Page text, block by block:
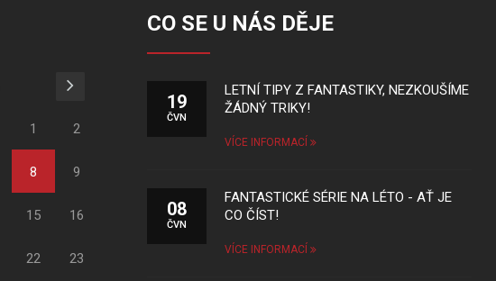
1 2
8 9
15 16
22 23
CO SE U NÁS DĚJE
19
ČVN
LETNÍ TIPY Z FANTASTIKY, NEZKOUŠÍME
ŽÁDNÝ TRIKY!
VÍCE INFORMACÍ
08
ČVN
FANTASTICKÉ SÉRIE NA LÉTO - AŤ JE
CO ČÍST!
VÍCE INFORMACÍ